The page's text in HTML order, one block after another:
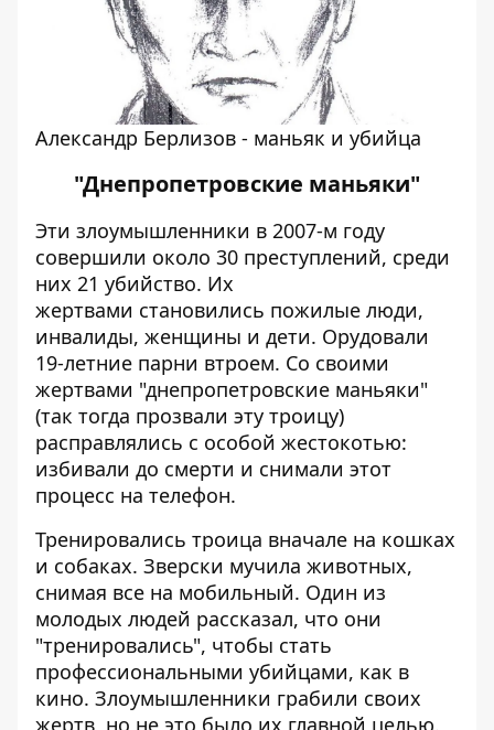
Александр Берлизов - маньяк и убийца
"Днепропетровские маньяки"
Эти злоумышленники в 2007-м году
совершили около 30 преступлений, среди
них 21 убийство. Их
жертвами становились пожилые люди,
инвалиды, женщины и дети. Орудовали
19-летние парни втроем. Со своими
жертвами "днепропетровские маньяки"
(так тогда прозвали эту троицу)
расправлялись с особой жестокотью:
избивали до смерти и снимали этот
процесс на телефон.
Тренировались троица вначале на кошках
и собаках. Зверски мучила животных,
снимая все на мобильный. Один из
молодых людей рассказал, что они
"тренировались", чтобы стать
профессиональными убийцами, как в
кино. Злоумышленники грабили своих
жертв, но не это было их главной целью.